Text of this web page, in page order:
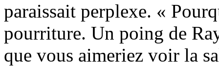
paraissait perplexe. «
pourriture. Un poing de
que vous aimeriez voir la